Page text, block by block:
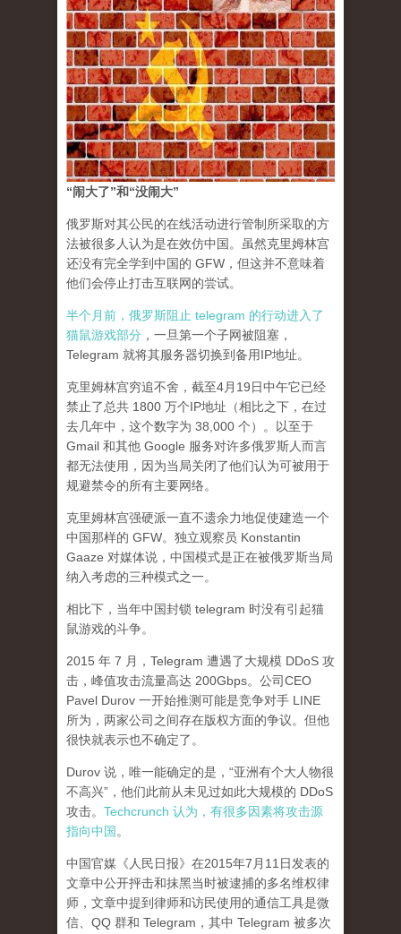
“闹大了”和“没闹大”
俄罗斯对其公民的在线活动进行管制所采取的方
法被很多人认为是在效仿中国。虽然克里姆林宫
还没有完全学到中国的 GFW，但这并不意味着
他们会停止打击互联网的尝试。
半个月前，俄罗斯阻止 telegram 的行动进入了
猫鼠游戏部分 ，一旦第一个子网被阻塞，
Telegram 就将其服务器切换到备用IP地址。
克里姆林宫穷追不舍，截至4月19日中午它已经
禁止了总共 1800 万个IP地址（相比之下，在过
去几年中，这个数字为 38,000 个）。以至于
Gmail 和其他 Google 服务对许多俄罗斯人而言
都无法使用，因为当局关闭了他们认为可被用于
规避禁令的所有主要网络。
克里姆林宫强硬派一直不遗余力地促使建造一个
中国那样的 GFW。独立观察员 Konstantin
Gaaze 对媒体说，中国模式是正在被俄罗斯当局
纳入考虑的三种模式之一。
相比下，当年中国封锁 telegram 时没有引起猫
鼠游戏的斗争。
2015 年 7 月，Telegram 遭遇了大规模 DDoS 攻
击，峰值攻击流量高达 200Gbps。公司CEO
Pavel Durov 一开始推测可能是竞争对手 LINE
所为，两家公司之间存在版权方面的争议。但他
很快就表示也不确定了。
Durov 说，唯一能确定的是，“亚洲有个大人物很
不高兴”，他们此前从未见过如此大规模的 DDoS
攻击。 Techcrunch 认为，有很多因素将攻击源
指向中国 。
中国官媒《人民日报》在2015年7月11日发表的
文章中公开抨击和抹黑当时被逮捕的多名维权律
师，文章中提到律师和访民使用的通信工具是微
信、QQ 群和 Telegram，其中 Telegram 被多次